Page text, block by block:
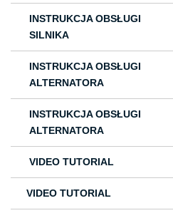
INSTRUKCJA OBSŁUGI
SILNIKA
INSTRUKCJA OBSŁUGI
ALTERNATORA
INSTRUKCJA OBSŁUGI
ALTERNATORA
VIDEO TUTORIAL
VIDEO TUTORIAL